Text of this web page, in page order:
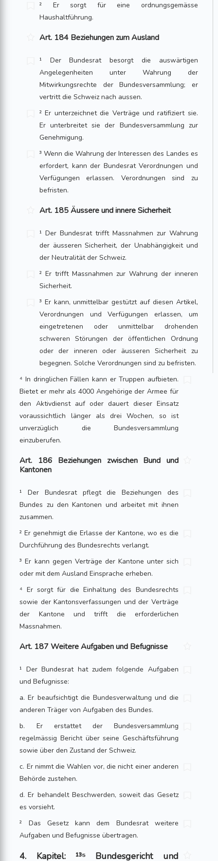
² Er sorgt für eine ordnungsgemässe
Haushaltführung.
Art. 184 Beziehungen zum Ausland
¹ Der Bundesrat besorgt die auswärtigen
Angelegenheiten unter Wahrung der
Mitwirkungsrechte der Bundesversammlung; er
vertritt die Schweiz nach aussen.
² Er unterzeichnet die Verträge und ratifiziert sie.
Er unterbreitet sie der Bundesversammlung zur
Genehmigung.
³ Wenn die Wahrung der Interessen des Landes es
erfordert, kann der Bundesrat Verordnungen und
Verfügungen erlassen. Verordnungen sind zu
befristen.
Art. 185 Äussere und innere Sicherheit
¹ Der Bundesrat trifft Massnahmen zur Wahrung
der äusseren Sicherheit, der Unabhängigkeit und
der Neutralität der Schweiz.
² Er trifft Massnahmen zur Wahrung der inneren
Sicherheit.
³ Er kann, unmittelbar gestützt auf diesen Artikel,
Verordnungen und Verfügungen erlassen, um
eingetretenen oder unmittelbar drohenden
schweren Störungen der öffentlichen Ordnung
oder der inneren oder äusseren Sicherheit zu
begegnen. Solche Verordnungen sind zu befristen.
⁴ In dringlichen Fällen kann er Truppen aufbieten.
Bietet er mehr als 4000 Angehörige der Armee für
den Aktivdienst auf oder dauert dieser Einsatz
voraussichtlich länger als drei Wochen, so ist
unverzüglich die Bundesversammlung
einzuberufen.
Art. 186 Beziehungen zwischen Bund und
Kantonen
¹ Der Bundesrat pflegt die Beziehungen des
Bundes zu den Kantonen und arbeitet mit ihnen
zusammen.
² Er genehmigt die Erlasse der Kantone, wo es die
Durchführung des Bundesrechts verlangt.
³ Er kann gegen Verträge der Kantone unter sich
oder mit dem Ausland Einsprache erheben.
⁴ Er sorgt für die Einhaltung des Bundesrechts
sowie der Kantonsverfassungen und der Verträge
der Kantone und trifft die erforderlichen
Massnahmen.
Art. 187 Weitere Aufgaben und Befugnisse
¹ Der Bundesrat hat zudem folgende Aufgaben
und Befugnisse:
a. Er beaufsichtigt die Bundesverwaltung und die
anderen Träger von Aufgaben des Bundes.
b. Er erstattet der Bundesversammlung
regelmässig Bericht über seine Geschäftsführung
sowie über den Zustand der Schweiz.
c. Er nimmt die Wahlen vor, die nicht einer anderen
Behörde zustehen.
d. Er behandelt Beschwerden, soweit das Gesetz
es vorsieht.
² Das Gesetz kann dem Bundesrat weitere
Aufgaben und Befugnisse übertragen.
4. Kapitel: ¹³⁵ Bundesgericht und